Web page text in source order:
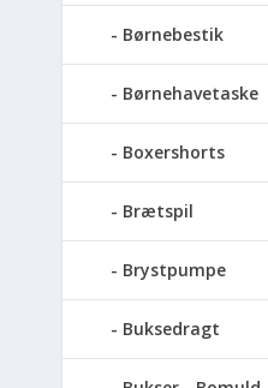
Børnebestik
Børnehavetaske
Boxershorts
Brætspil
Brystpumpe
Buksedragt